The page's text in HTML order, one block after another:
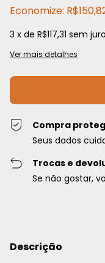
Economize:
3 x de R$117,31 sem
Ver mais detalhes
Compra
Seus dados
Trocas e
Se não gostar,
Descrição